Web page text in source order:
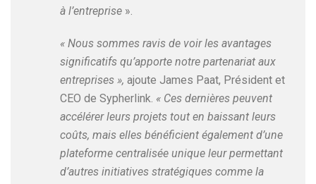
à l’entreprise ».
« Nous sommes ravis de voir les avantages
significatifs qu’apporte notre partenariat aux
entreprises », ajoute James Paat, Président et
CEO de Sypherlink. « Ces dernières peuvent
accélérer leurs projets tout en baissant leurs
coûts, mais elles bénéficient également d’une
plateforme centralisée unique leur permettant
d’autres initiatives stratégiques comme la